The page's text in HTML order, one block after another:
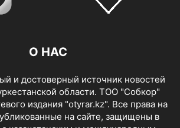
О НАС
и достоверный источник новостей
области. ТОО "Собкор"
издания "otyrar.kz". Все права на
на сайте, защищены в